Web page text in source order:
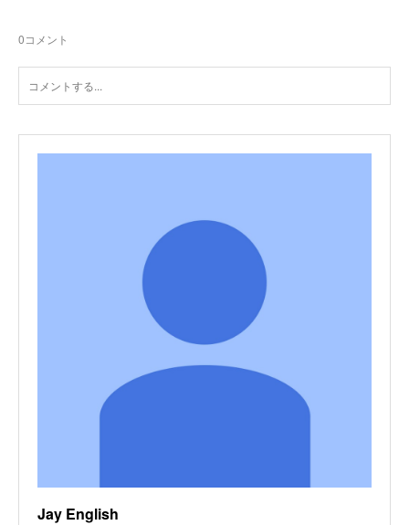
0コメント
Jay English